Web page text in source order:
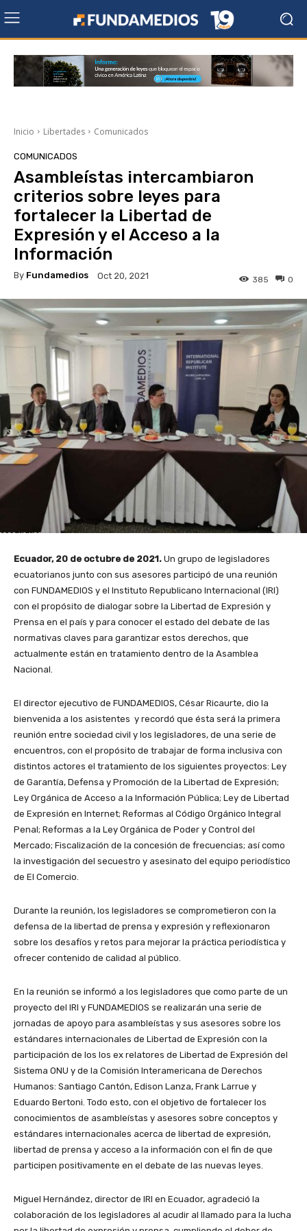
Inicio Libertades Comunicados
COMUNICADOS
Asambleístas intercambiaron
criterios sobre leyes para
fortalecer la Libertad de
Expresión y el Acceso a la
Información
By Fundamedios Oct 20, 2021 0
385
Ecuador, 20 de octubre de 2021. Un grupo de legisladores
ecuatorianos junto con sus asesores participó de una reunión
con FUNDAMEDIOS y el Instituto Republicano Internacional (IRI)
con el propósito de dialogar sobre la Libertad de Expresión y
Prensa en el país y para conocer el estado del debate de las
normativas claves para garantizar estos derechos, que
actualmente están en tratamiento dentro de la Asamblea
Nacional.
El director ejecutivo de FUNDAMEDIOS, César Ricaurte, dio la
bienvenida a los asistentes y recordó que ésta será la primera
reunión entre sociedad civil y los legisladores, de una serie de
encuentros, con el propósito de trabajar de forma inclusiva con
distintos actores el tratamiento de los siguientes proyectos: Ley
de Garantía, Defensa y Promoción de la Libertad de Expresión;
Ley Orgánica de Acceso a la Información Pública; Ley de Libertad
de Expresión en Internet; Reformas al Código Orgánico Integral
Penal; Reformas a la Ley Orgánica de Poder y Control del
Mercado; Fiscalización de la concesión de frecuencias; así como
la investigación del secuestro y asesinato del equipo periodístico
de El Comercio.
Durante la reunión, los legisladores se comprometieron con la
defensa de la libertad de prensa y expresión y reflexionaron
sobre los desafíos y retos para mejorar la práctica periodística y
ofrecer contenido de calidad al público.
En la reunión se informó a los legisladores que como parte de un
proyecto del IRI y FUNDAMEDIOS se realizarán una serie de
jornadas de apoyo para asambleístas y sus asesores sobre los
estándares internacionales de Libertad de Expresión con la
participación de los los ex relatores de Libertad de Expresión del
Sistema ONU y de la Comisión Interamericana de Derechos
Humanos: Santiago Cantón, Edison Lanza, Frank Larrue y
Eduardo Bertoni. Todo esto, con el objetivo de fortalecer los
conocimientos de asambleístas y asesores sobre conceptos y
estándares internacionales acerca de libertad de expresión,
libertad de prensa y acceso a la información con el fin de que
participen positivamente en el debate de las nuevas leyes.
Miguel Hernández, director de IRI en Ecuador, agradeció la
colaboración de los legisladores al acudir al llamado para la lucha